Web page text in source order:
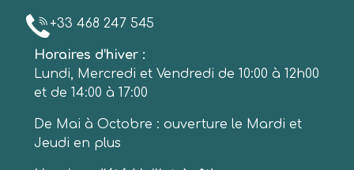
+33 468 247 545
Horaires d’hiver :
Lundi, Mercredi et Vendredi de 10:00 à 12h00
et de 14:00 à 17:00
De Mai à Octobre : ouverture le Mardi et
Jeudi en plus